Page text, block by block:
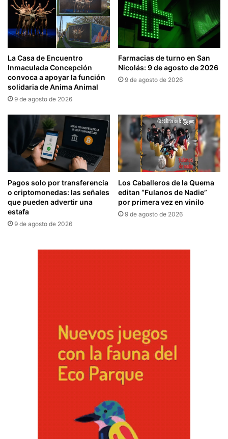
La Casa de Encuentro
Inmaculada Concepción
convoca a apoyar la función
solidaria de Anima Animal
9 de agosto de 2026
Farmacias de turno en San
Nicolás: 9 de agosto de 2026
9 de agosto de 2026
Pagos solo por transferencia
o criptomonedas: las señales
que pueden advertir una
estafa
9 de agosto de 2026
Los Caballeros de la Quema
editan “Fulanos de Nadie”
por primera vez en vinilo
9 de agosto de 2026